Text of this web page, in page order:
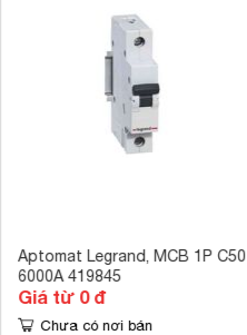
Aptomat Legrand, MCB 1P C50
6000A 419845
Giá từ 0 đ
Chưa có nơi bán